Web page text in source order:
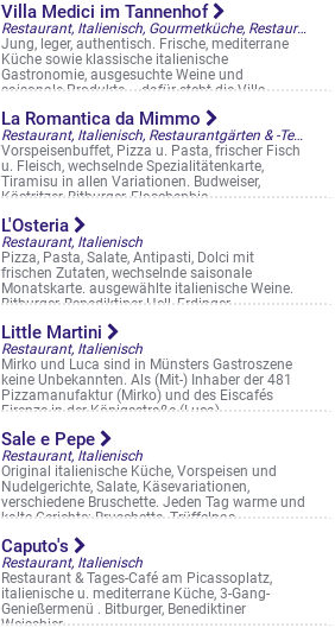
Villa Medici im Tannenhof
Restaurant, Italienisch, Gourmetküche, Restaurantgärten & -Terrassen
Jung, leger, authentisch. Frische, mediterrane
Küche sowie klassische italienische
Gastronomie, ausgesuchte Weine und
saisonale Produkte – dafür steht die Villa ...
La Romantica da Mimmo
Restaurant, Italienisch, Restaurantgärten & -Terrassen
Vorspeisenbuffet, Pizza u. Pasta, frischer Fisch
u. Fleisch, wechselnde Spezialitätenkarte,
Tiramisu in allen Variationen. Budweiser,
Köstritzer, Bitburger, Flaschenbie ...
Amelsbürener Str. 115
L'Osteria
Restaurant, Italienisch
Pizza, Pasta, Salate, Antipasti, Dolci mit
frischen Zutaten, wechselnde saisonale
Monatskarte. ausgewählte italienische Weine.
Bitburger, Benediktiner Hell, Erdinger ...
Windthorststr. 31
Little Martini
Restaurant, Italienisch
Mirko und Luca sind in Münsters Gastroszene
keine Unbekannten. Als (Mit-) Inhaber der 481
Pizzamanufaktur (Mirko) und des Eiscafés
Firenze in der Königsstraße (Luca) ...
Martinistraße 10
Sale e Pepe
Restaurant, Italienisch
Original italienische Küche, Vorspeisen und
Nudelgerichte, Salate, Käsevariationen,
verschiedene Bruschette. Jeden Tag warme und
kalte Gerichte: Bruschetta, Trüffelpas ...
Hoyastr. 1
Caputo's
Restaurant, Italienisch
Restaurant & Tages-Café am Picassoplatz,
italienische u. mediterrane Küche, 3-Gang-
Genießermenü . Bitburger, Benediktiner
Weissbier